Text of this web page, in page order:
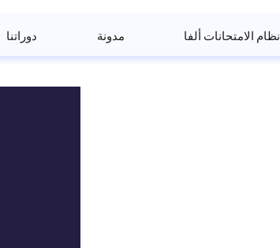
دوراتنا مدونة نظام الامتحانات ألفا